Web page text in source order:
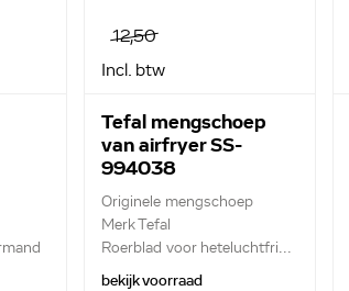
12,50
Incl. btw
Tefal mengschoep
van airfryer SS-
994038
Originele mengschoep
Merk Tefal
Roerblad voor heteluchtfri...
bekijk voorraad